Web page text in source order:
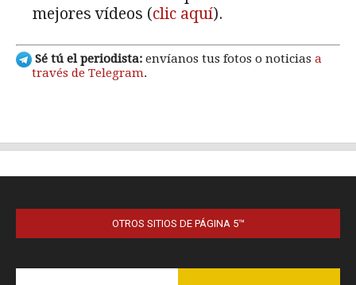
OTROS SITIOS DE PÁGINA 5™